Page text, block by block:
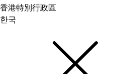
香港特別行政區
한국